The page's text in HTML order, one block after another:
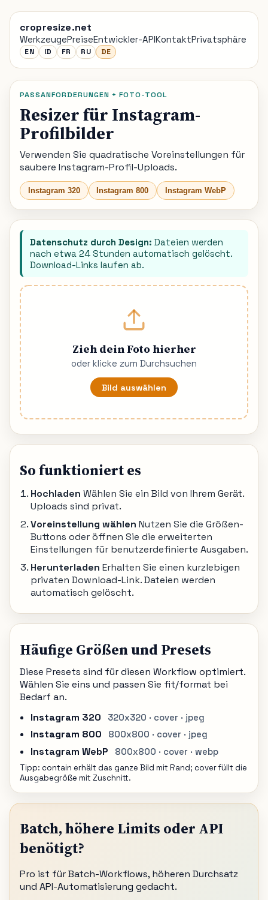
cropresize.net
WerkzeugePreiseEntwickler-APIKontaktPrivatsphäre
EN ID FR RU DE
PASSANFORDERUNGEN + FOTO-TOOL
Resizer für Instagram-
Profilbilder
Verwenden Sie quadratische Voreinstellungen für
saubere Instagram-Profil-Uploads.
Instagram 320 Instagram 800 Instagram WebP
Datenschutz durch Design: Dateien werden
nach etwa 24 Stunden automatisch gelöscht.
Download-Links laufen ab.
Zieh dein Foto hierher
oder klicke zum Durchsuchen
Bild auswählen
So funktioniert es
Hochladen Wählen Sie ein Bild von Ihrem Gerät.
Uploads sind privat.
Voreinstellung wählen Nutzen Sie die Größen-
Buttons oder öffnen Sie die erweiterten
Einstellungen für benutzerdefinierte Ausgaben.
Herunterladen Erhalten Sie einen kurzlebigen
privaten Download-Link. Dateien werden
automatisch gelöscht.
Häufige Größen und Presets
Diese Presets sind für diesen Workflow optimiert.
Wählen Sie eins und passen Sie fit/format bei
Bedarf an.
Instagram 320
320x320 · cover · jpeg
Instagram 800 800x800 · cover · jpeg
Instagram WebP 800x800 · cover · webp
Tipp: contain erhält das ganze Bild mit Rand; cover füllt die
Ausgabegröße mit Zuschnitt.
Batch, höhere Limits oder API
benötigt?
Pro ist für Batch-Workflows, höheren Durchsatz
und API-Automatisierung gedacht.